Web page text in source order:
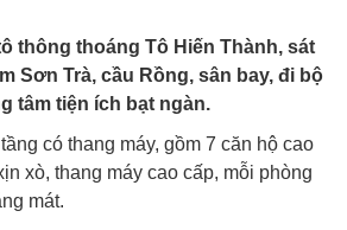
thông thoáng Tô Hiến Thành, sát
Sơn Trà, cầu Rồng, sân bay, đi bộ
tâm tiện ích bạt ngàn.
có thang máy, gồm 7 căn hộ cao
xò, thang máy cao cấp, mỗi phòng
mát.